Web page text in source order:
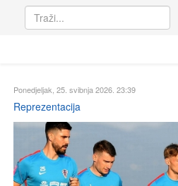
Ponedjeljak, 25. svibnja 2026. 23:39
Reprezentacija